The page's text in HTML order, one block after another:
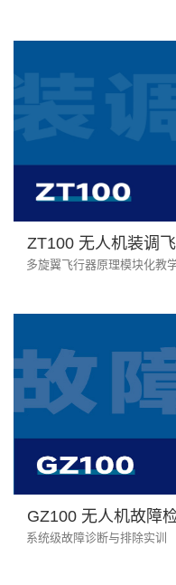
ZT100 无人机装调
多旋翼飞行器原理模块化教
GZ100 无人机故障
系统级故障诊断与排除实训